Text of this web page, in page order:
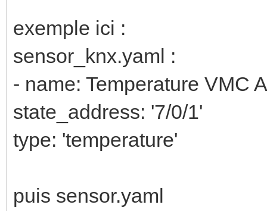
entity_id:
max_age:
hours: 24
#EOF
exemple ici :
sensor_knx.yaml :
- name: Temperature VMC
state_address: '7/0/1'
type: 'temperature'
puis sensor.yaml